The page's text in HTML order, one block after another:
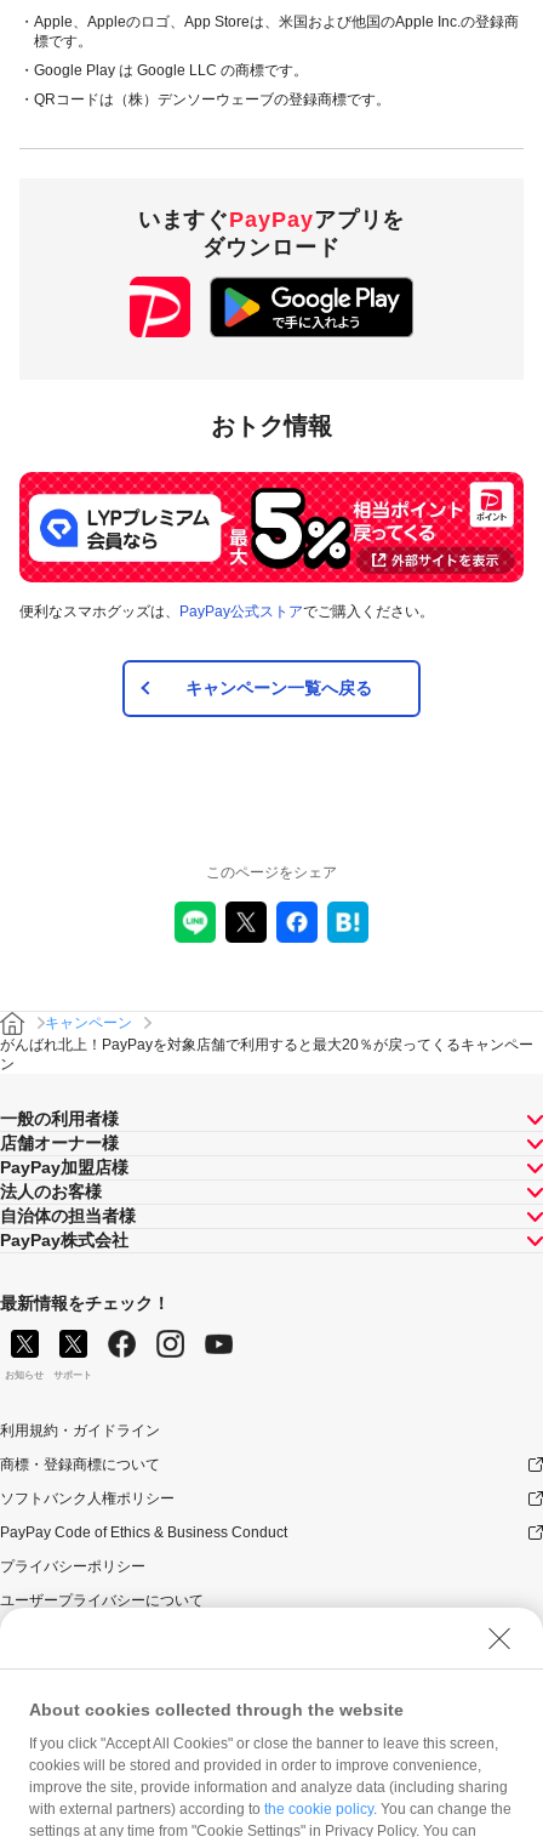
・Apple、Appleのロゴ、App Storeは、米国および他国のApple Inc.の登録商
標です。
・Google Play は Google LLC の商標です。
・QRコードは（株）デンソーウェーブの登録商標です。
いますぐPayPayアプリを
ダウンロード
おトク情報
便利なスマホグッズは、 PayPay公式ストアでご購入ください。
キャンペーン一覧へ戻る
このページをシェア
キャンペーン
がんばれ北上！PayPayを対象店舗で利用すると最大20％が戻ってくるキャンペー
ン
一般の利用者様
店舗オーナー様
PayPay加盟店様
法人のお客様
自治体の担当者様
PayPay株式会社
最新情報をチェック！
お知らせ サポート
利用規約・ガイドライン
商標・登録商標について
ソフトバンク人権ポリシー
PayPay Code of Ethics & Business Conduct
プライバシーポリシー
ユーザープライバシーについて
ウェブサイト利用規約
反社会的勢力に対する方針
勧誘方針
マネロン等基本方針
カスタマーハラスメントに関する当社の考え方
About cookies collected through the website
If you click "Accept All Cookies" or close the banner to leave this screen,
cookies will be stored and provided in order to improve convenience,
improve the site, provide information and analyze data (including sharing
with external partners) according to the cookie policy. You can change the
settings at any time from "Cookie Settings" in Privacy Policy. You can